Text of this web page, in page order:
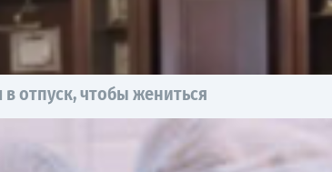
отпуск, чтобы жениться